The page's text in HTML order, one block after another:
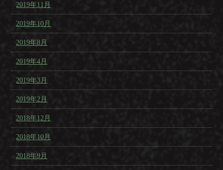
2019年11月
2019年10月
2019年8月
2019年4月
2019年3月
2019年2月
2018年12月
2018年10月
2018年9月